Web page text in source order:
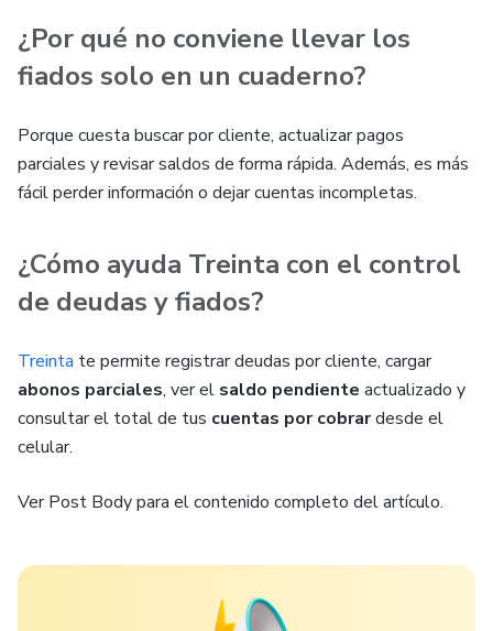
¿Por qué no conviene llevar los
fiados solo en un cuaderno?
Porque cuesta buscar por cliente, actualizar pagos
parciales y revisar saldos de forma rápida. Además, es más
fácil perder información o dejar cuentas incompletas.
¿Cómo ayuda Treinta con el control
de deudas y fiados?
Treinta te permite registrar deudas por cliente, cargar
abonos parciales, ver el saldo pendiente actualizado y
consultar el total de tus cuentas por cobrardesde el
celular.
Ver Post Body para el contenido completo del artículo.